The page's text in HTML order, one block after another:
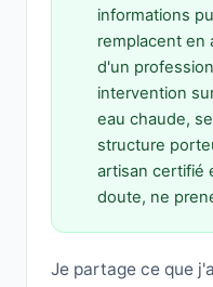
informations
remplacent en
d'un
intervention
eau chaude,
structure
artisan certifié
doute, ne
Je partage ce que